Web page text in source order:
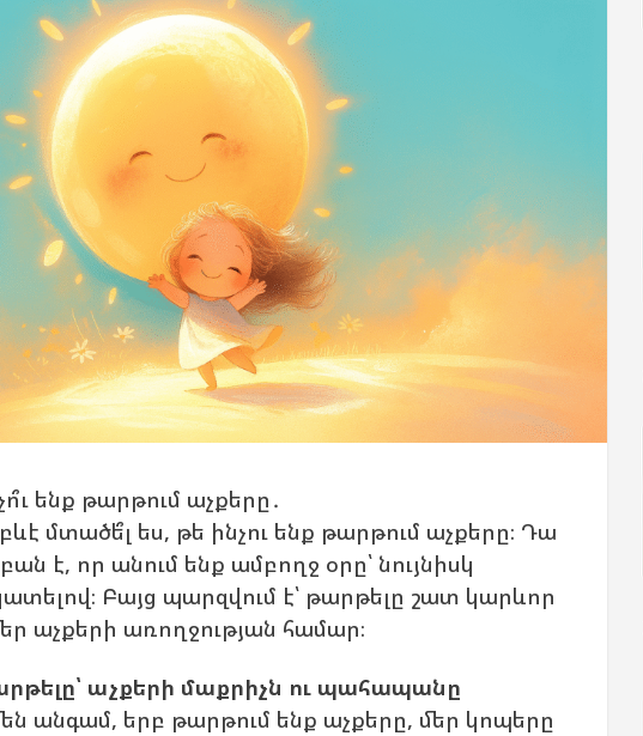
o
ենք թարթում աչքերը․
մտածե՞լ ես, թե ինչու ենք թարթում աչքերը։ Դա
է, որ անում ենք ամբողջ օրը՝ նույնիսկ
Բայց պարզվում է՝ թարթելը շատ կարևոր
աչքերի առողջության համար։
աչքերի մաքրիչն ու պահապանը
անգամ, երբ թարթում ենք աչքերը, մեր կոպերը